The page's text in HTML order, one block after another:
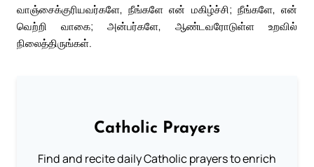
வாஞ்சைக்குரியவர்களே, நீங்களே என் மகிழ்ச்சி; நீங்களே, என்
வெற்றி வாகை; அன்பர்களே, ஆண்டவரோடுள்ள உறவில்
நிலைத்திருங்கள்.
Catholic Prayers
Find and recite daily Catholic prayers to enrich